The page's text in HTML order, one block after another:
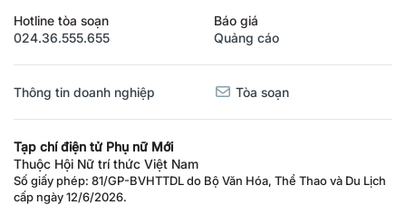
Hotline tòa soạn
024.36.555.655
Báo giá
Quảng cáo
Thông tin doanh nghiệp Tòa soạn
Tạp chí điện tử Phụ nữ Mới
Thuộc Hội Nữ trí thức Việt Nam
Số giấy phép: 81/GP-BVHTTDL do Bộ Văn Hóa, Thể Thao và Du Lịch
cấp ngày 12/6/2026.